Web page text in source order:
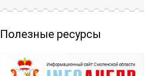
Полезные ресурсы